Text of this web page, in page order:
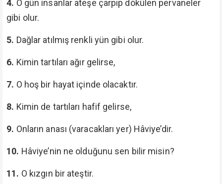
4. O gün insanlar ateşe çarpıp dökülen pervaneler
gibi olur.
5. Dağlar atılmış renkli yün gibi olur.
6. Kimin tartıları ağır gelirse,
7. O hoş bir hayat içinde olacaktır.
8. Kimin de tartıları hafif gelirse,
9. Onların anası (varacakları yer) Hâviye’dir.
10. Hâviye’nin ne olduğunu sen bilir misin?
11. O kızgın bir ateştir.